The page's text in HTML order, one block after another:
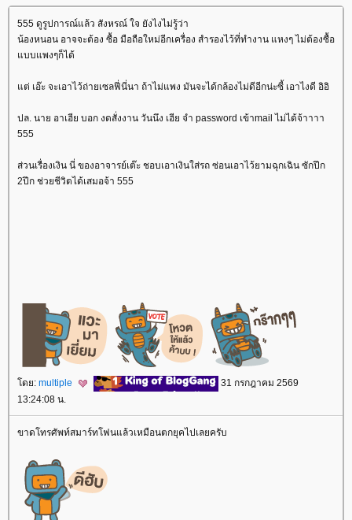
555 ดูรูปการณ์แล้ว สังหรณ์ ใจ ยังไงไม่รู้ว่า
น้องหนอน อาจจะต้อง ซื้อ มือถือใหม่อีกเครื่อง สำรองไว้ที่ทำงาน แหงๆ ไม่ต้องซื้อ
บบแพงๆก็ได้
ต่ เอ๊ะ จะเอาไว้ถ่ายเซลฟี่นี่นา ถ้าไม่แพง มันจะได้กล้องไม่ดีอีกน่ะซี้ เอาไงดี อิอิ
ปล. นาย อาเฮีย บอก งดสั่งงาน วันนึง เฮีย จำ password เข้าmail ไม่ได้จ้าาาา
555
ส่วนเรื่องเงิน นี่ ของอาจารย์เต๊ะ ชอบเอาเงินใส่รถ ซ่อนเอาไว้ยามฉุกเฉิน ซักปึก
2ปึก ช่วยชีวิตได้เสมอจ้า 555
ดย: multiple
31 กรกฎาคม 2569
13:24:08 น.
ขาดโทรศัพท์สมาร์ทโฟนแล้วเหมือนตกยุคไปเลยครับ